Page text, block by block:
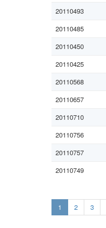
20110493
20110485
20110450
20110425
20110568
20110657
20110710
20110756
20110757
20110749
1 Aktualna-
stranka
2 3